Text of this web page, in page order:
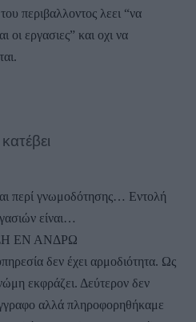
περιβαλλοντος λεει “να
οι εργασιες” και οχι να
περί γνωμοδότησης… Εντολή
είναι…
ΕΝ ΑΝΔΡΩ
δεν έχει αρμοδιότητα. Ως
εκφράζει. Δεύτερον δεν
αλλά πληροφορηθήκαμε